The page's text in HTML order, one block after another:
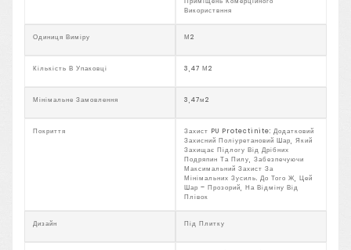
Використвння
Одиниця Виміру М2
Кількість В Упаковці 3,47 М2
Мінімальне Замовлення 3,47м2
Покриття
Захист PU Protectinite: Додатковий
Захисний Поліуретановий Шар, Який
Захищає Підлогу Від Дрібних
Подряпин Та Пилу, Забезпечуючи
Максимальний Захист За
Мінімальних Зусиль. До Того Ж, Цей
Шар – Прозорий, На Відміну Від
Плівок
Дизайн Під Плитку